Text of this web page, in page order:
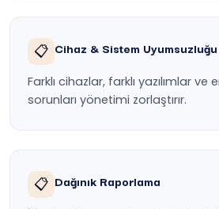
📋 Cihaz & Sistem Uyumsuzluğu
Farklı cihazlar, farklı yazılımlar
sorunları yönetimi zorlaştırır.
📋 Dağınık Raporlama